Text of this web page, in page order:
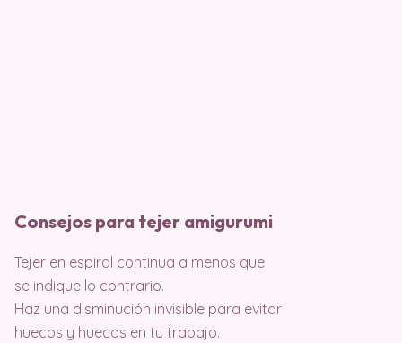
Consejos para tejer amigurumi
Tejer en espiral continua a menos que
se indique lo contrario.
Haz una disminución invisible para evitar
huecos y huecos en tu trabajo.